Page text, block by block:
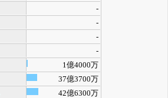
-
-
-
-
1億4000万
37億3700万
42億6300万